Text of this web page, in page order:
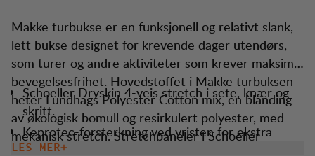
Makke turbukse er en funksjonell og relativt slank,
lett bukse designet for krevende dager utendørs,
som turer og andre aktiviteter som krever maksimal
bevegelsesfrihet. Hovedstoffet i Makke turbuksen
heter Lundhags Polyester Cotton mix, en blanding
av økologisk bomull og resirkulert polyester, med
mekanisk stretch. Stretchpaneler i Schoeller
Schoeller Dryskin 4-veis stretch i sete, knær og
skritt.
Keprotec-forsterkning ved vristen for ekstra
beskyttelse.
LES MER